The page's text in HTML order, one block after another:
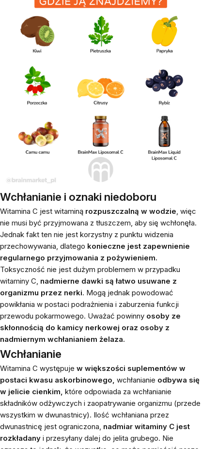
Wchłanianie i oznaki niedoboru
Witamina C jest witaminą rozpuszczalną w wodzie, więc
nie musi być przyjmowana z tłuszczem, aby się wchłonęła.
Jednak fakt ten nie jest korzystny z punktu widzenia
przechowywania, dlatego konieczne jest zapewnienie
regularnego przyjmowania z pożywieniem.
Toksyczność nie jest dużym problemem w przypadku
witaminy C, nadmierne dawki są łatwo usuwane z
organizmu przez nerki. Mogą jednak powodować
powikłania w postaci podrażnienia i zaburzenia funkcji
przewodu pokarmowego. Uważać powinny osoby ze
skłonnością do kamicy nerkowej oraz osoby z
nadmiernym wchłanianiem żelaza.
Wchłanianie
Witamina C występuje w większości suplementów w
postaci kwasu askorbinowego, wchłanianie odbywa się
w jelicie cienkim, które odpowiada za wchłanianie
składników odżywczych i zaopatrywanie organizmu (przede
wszystkim w dwunastnicy). Ilość wchłaniana przez
dwunastnicę jest ograniczona, nadmiar witaminy C jest
rozkładany i przesyłany dalej do jelita grubego. Nie